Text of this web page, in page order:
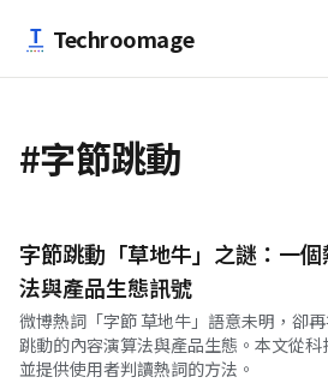
Techroomage
#字節跳動
字節跳動「草地牛」之謎：一
法與產品生態訊號
微博熱詞「字節 草地牛」語意未明，卻
跳動的內容演算法與產品生態。本文從科
並提供使用者判讀熱詞的方法。